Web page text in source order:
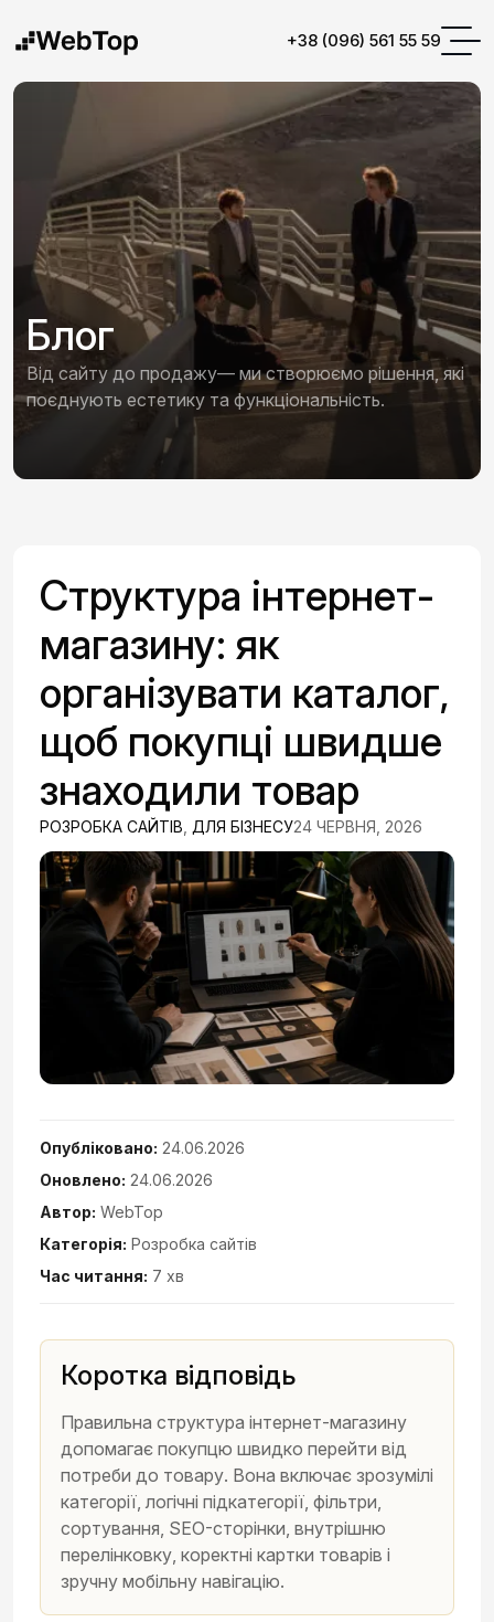
+38 (096) 561 55 59
Блог
Від сайту до продажу— ми створюємо рішення, які
поєднують естетику та функціональність.
Структура інтернет-
магазину: як
організувати каталог,
щоб покупці швидше
знаходили товар
РОЗРОБКА САЙТІВ ДЛЯ БІЗНЕСУ24 ЧЕРВНЯ, 2026
Опубліковано: 24.06.2026
Оновлено: 24.06.2026
Автор: WebTop
Категорія: Розробка сайтів
Час читання: 7 хв
Коротка відповідь
Правильна структура інтернет-магазину
допомагає покупцю швидко перейти від
потреби до товару. Вона включає зрозумілі
категорії, логічні підкатегорії, фільтри,
сортування, SEO-сторінки, внутрішню
перелінковку, коректні картки товарів і
зручну мобільну навігацію.